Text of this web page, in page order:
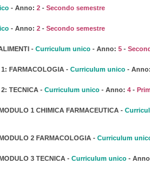
- Anno: 2 - Secondo semestre
- Anno: 2 - Secondo semestre
- Curriculum unico - Anno: 5 -
FARMACOLOGIA - Curriculum unico - Anno:
TECNICA - Curriculum unico - Anno: 4 -
1 CHIMICA FARMACEUTICA -
2 FARMACOLOGIA - Curriculum
3 TECNICA - Curriculum unico -